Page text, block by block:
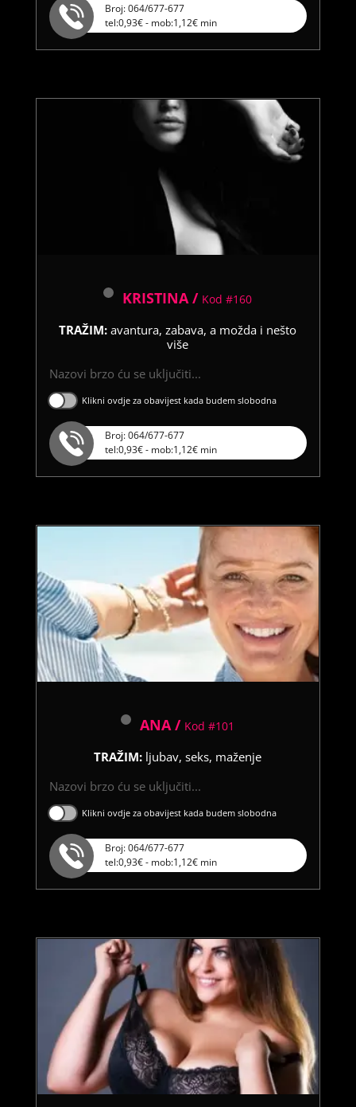
Broj: 064/677-677
tel:0,93€ - mob:1,12€ min
KRISTINA / Kod #160
TRAŽIM:avantura, zabava, a možda i nešto
više
Nazovi brzo ću se uključiti...
Klikni ovdje za obavijest kada budem slobodna
Broj: 064/677-677
tel:0,93€ - mob:1,12€ min
ANA / Kod #101
TRAŽIM: ljubav, seks, maženje
Nazovi brzo ću se uključiti...
Klikni ovdje za obavijest kada budem slobodna
Broj: 064/677-677
tel:0,93€ - mob:1,12€ min